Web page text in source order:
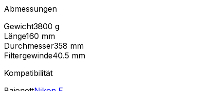
Abmessungen
Gewicht3800 g
Länge160 mm
Durchmesser358 mm
Filtergewinde40.5 mm
Kompatibilität